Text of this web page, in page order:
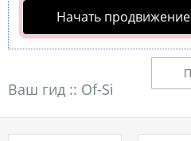
Начать продвижение
Ваш гид :: Of-Si